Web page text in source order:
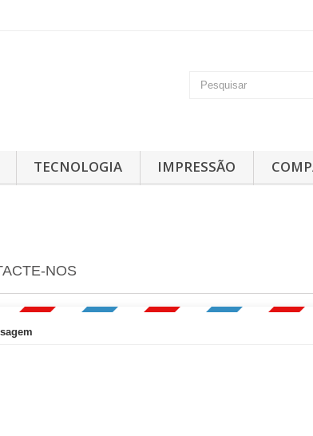
TECNOLOGIA IMPRESSÃO
NOS